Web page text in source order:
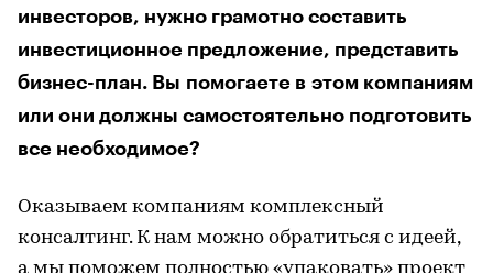
инвесторов, нужно грамотно составить
инвестиционное предложение, представить
бизнес-план. Вы помогаете в этом компаниям
или они должны самостоятельно подготовить
все необходимое?
Оказываем компаниям комплексный
консалтинг. К нам можно обратиться с идеей,